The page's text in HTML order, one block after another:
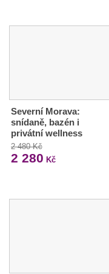
Severní Morava:
snídaně, bazén i
privátní wellness
2 480 Kč
2 280 Kč